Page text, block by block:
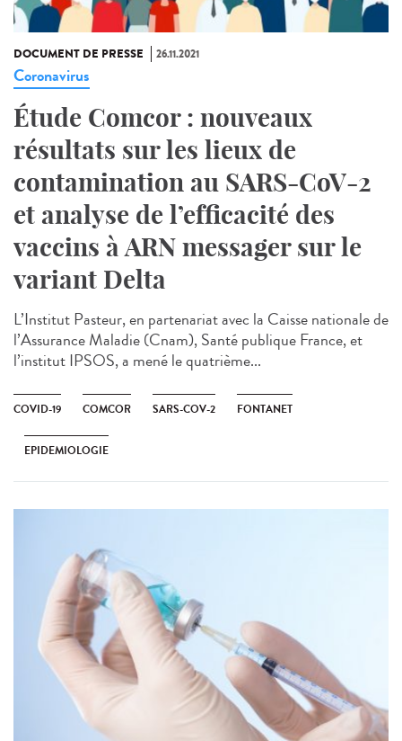
DOCUMENT DE PRESSE 26.11.2021
Coronavirus
Étude Comcor : nouveaux
résultats sur les lieux de
contamination au SARS-CoV-2
et analyse de l’efficacité des
vaccins à ARN messager sur le
variant Delta
L’Institut Pasteur, en partenariat avec la Caisse nationale de
l’Assurance Maladie (Cnam), Santé publique France, et
l’institut IPSOS, a mené le quatrième...
COVID-19 COMCOR SARS-COV-2 FONTANET
EPIDEMIOLOGIE